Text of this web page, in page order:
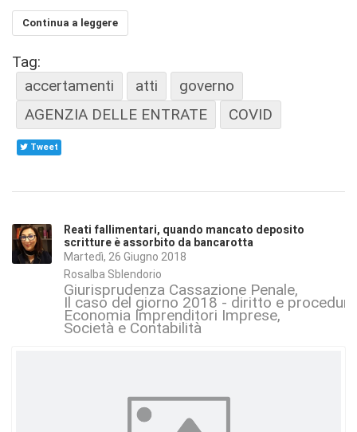
Continua a leggere
Tag:
accertamenti
atti
governo
AGENZIA DELLE ENTRATE
COVID
Tweet
Reati fallimentari, quando mancato deposito
scritture è assorbito da bancarotta
Martedì, 26 Giugno 2018
Rosalba Sblendorio
Giurisprudenza Cassazione Penale
Il caso del giorno 2018 - diritto e
Economia Imprenditori Imprese
Società e Contabilità